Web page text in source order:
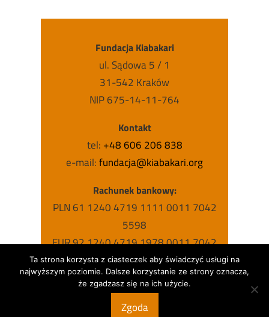
Fundacja Kiabakari
ul. Sądowa 5 / 1
31-542 Kraków
NIP 675-14-11-764
Kontakt
tel: +48 606 206 838
e-mail:fundacja@kiabakari.org
Rachunek bankowy:
PLN 61 1240 4719 1111 0011 7042
5598
EUR 92 1240 4719 1978 0011 7042
5631
USD 63 1240 4719 1787 0011 7042
5615
Ta strona korzysta z ciasteczek aby świadczyć usługi na
najwyższym poziomie. Dalsze korzystanie ze strony oznacza,
że zgadzasz się na ich użycie.
Zgoda